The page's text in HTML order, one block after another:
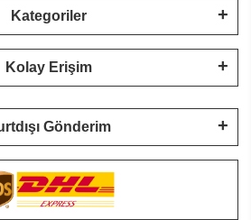
Kategoriler
Kolay Erişim
Gönderim